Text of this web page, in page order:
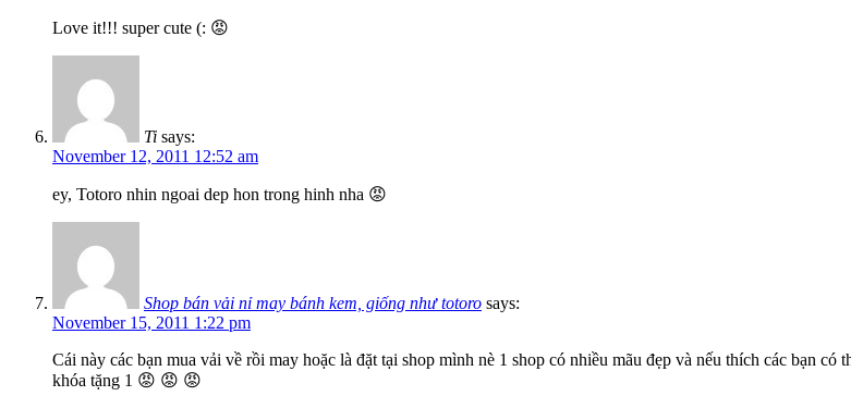
Love it!!! super cute (: 😡
Ti says:
November 12, 2011 12:52 am
ey, Totoro nhin ngoai dep hon trong hinh nha 😡
Shop bán vải nỉ may bánh kem, giống như totoro says:
November 15, 2011 1:22 pm
Cái này các bạn mua vải về rồi may hoặc là đặt tại shop mình nè 1 shop có nhiều mãu đẹp và nếu thích các bạn
khóa tặng 1 😡 😡 😡